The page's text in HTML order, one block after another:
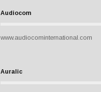
Audiocom
www.audiocominternational.com
Auralic